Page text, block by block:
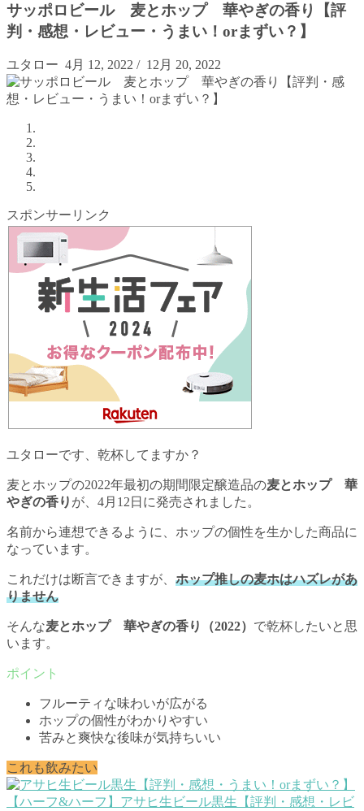
サッポロビール 麦とホップ 華やぎの香り【評
判・感想・レビュー・うまい！orまずい？】
ユタロー 4月 12, 2022 / 12月 20, 2022
スポンサーリンク
ユタローです、乾杯してますか？
麦とホップの2022年最初の期間限定醸造品の麦とホップ 華
やぎの香り が、4月12日に発売されました。
名前から連想できるように、ホップの個性を生かした商品に
なっています。
これだけは断言できますが、 ホップ推しの麦ホはハズレがあ
りません
そんな麦とホップ 華やぎの香り（2022） で乾杯したいと思
います。
フルーティな味わいが広がる
ホップの個性がわかりやすい
苦みと爽快な後味が気持ちいい
これも飲みたい
【ハーフ&ハーフ】アサヒ生ビール黒生【評判・感想・レビ